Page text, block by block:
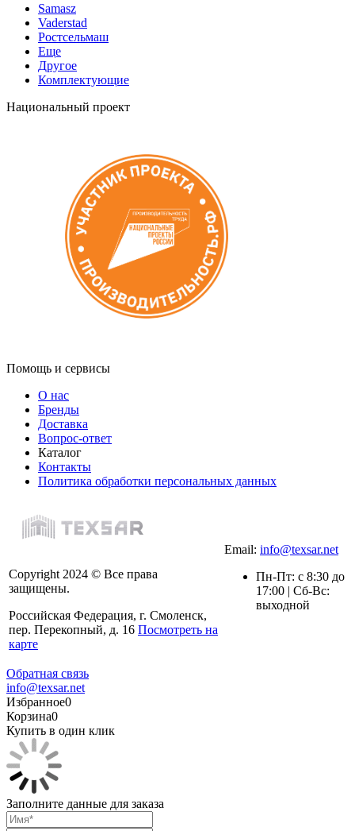
Samasz
Vaderstad
Ростсельмаш
Еще
Другое
Комплектующие
Национальный проект
Помощь и сервисы
О нас
Бренды
Доставка
Вопрос-ответ
Каталог
Контакты
Политика обработки персональных данных
Copyright 2024 © Все права
защищены.
Российская Федерация, г. Смоленск,
пер. Перекопный, д. 16 Посмотреть на
карте
Email: info@texsar.net
Пн-Пт: с 8:30 до
17:00 | Сб-Вс:
выходной
Обратная связь
info@texsar.net
Избранное0
Корзина0
Купить в один клик
Заполните данные для заказа